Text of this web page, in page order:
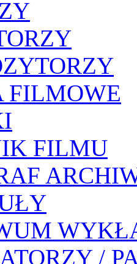
FILMOWE
FILMU
/